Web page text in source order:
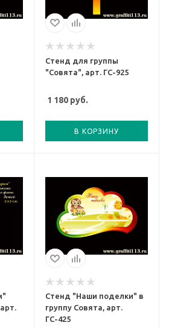
Стенд для группы
"Совята", арт. ГС-925
1 180руб.
В КОРЗИНУ
Стенд "Наши поделки" в
группу Совята, арт.
ГС-425